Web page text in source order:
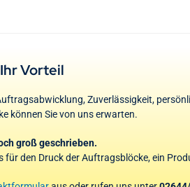
Vorteil
Zuverlässigkeit,
können Sie von uns erwarten.
groß geschrieben.
für den Druck der Auftragsblöcke, ein